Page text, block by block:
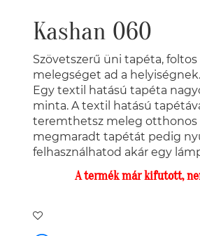
Kashan 060
Szövetszerű üni tapéta, foltos
melegséget ad a helyiségnek.
Egy textil hatású tapéta
minta. A textil hatású
teremthetsz meleg otthonos
megmaradt tapétát pedig
felhasználhatod akár egy
A termék már kifutott,